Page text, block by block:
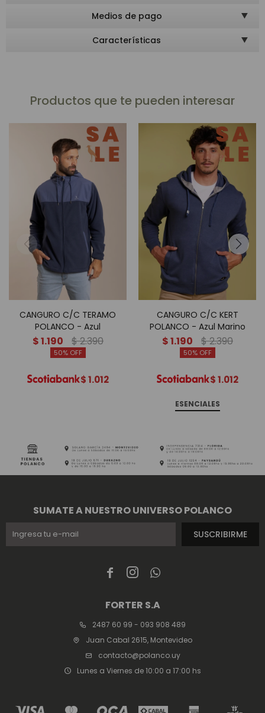
Medios de pago
Características
Productos que te pueden interesar
CANGURO C/C TERAMO
POLANCO - Azul
$1.190 $2.390
50
$1.012
CANGURO C/C KERT
POLANCO - Azul Marino
$1.190 $2.390
50
$1.012
ESENCIALES
  
FORTER S.A
2487 60 99 - 093 908 489
Juan Cabal 2615, Montevideo
contacto@polanco.uy
Lunes a Viernes de 10:00 a 17:00 hs
SUMATE A NUESTRO UNIVERSO POLANCO
SUSCRIBIRME